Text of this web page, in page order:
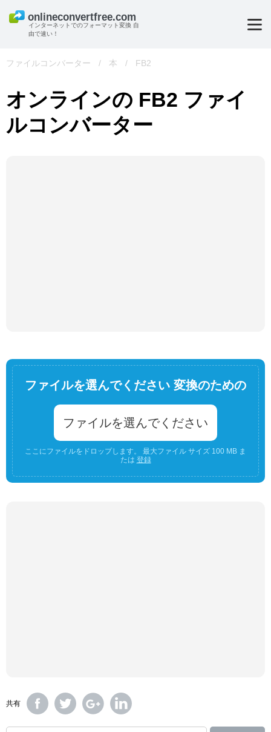
インターネットでのフォーマット変換 自
由で速い！
ファイルコンバーター / 本 / FB2
オンラインの FB2 ファイ
ルコンバーター
ファイルを選んでください 変換のための
ファイルを選んでください
ここにファイルをドロップします。 最大ファイル サイズ 100 MB ま
たは 登録
共有